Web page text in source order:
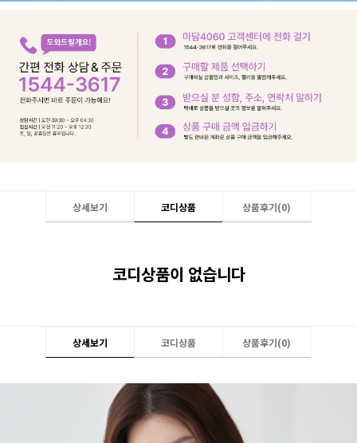
상세보기 코디상품 상품후기(0)
코디상품이 없습니다
상세보기 코디상품 상품후기(0)